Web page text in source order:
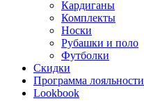
Кардиганы
Комплекты
Носки
Рубашки и поло
Футболки
Скидки
Программа лояльности
Lookbook